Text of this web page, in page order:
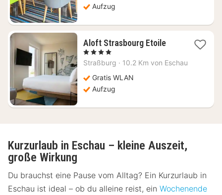
Aufzug
Aloft Strasbourg Etoile1
ab
, 4 Sterne
Straßburg · 10.2 Km von Eschau
Gratis WLAN
Aufzug
Kurzurlaub in Eschau – kleine Auszeit,
große Wirkung
Du brauchst eine Pause vom Alltag? Ein Kurzurlaub in
Eschau ist ideal – ob du alleine reist, ein Wochenende